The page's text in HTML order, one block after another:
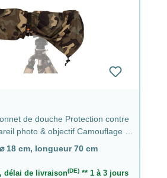
de douche Protection contre
photo & objectif Camouflage -
70 cm
L ⌀ 18 cm, longueur 70 cm
délai de livraison(DE)** 1 à 3 jours